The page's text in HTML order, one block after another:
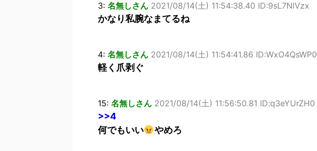
3: 名無しさん 2021/08/14(土) 11:54:38.40 ID:9sL7NlVzx
かなり私腕なまてるね
4: 名無しさん 2021/08/14(土) 11:54:41.86 ID:WxO4QsWP0
軽く爪剥ぐ
15: 名無しさん 2021/08/14(土) 11:56:50.81 ID:q3eYUrZH0
>>4
何でもいい
やめろ